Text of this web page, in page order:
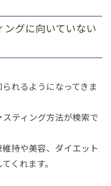
グに向いていない
れるようになってきま
ティング方法が検索で
持や美容、ダイエット
くれます。